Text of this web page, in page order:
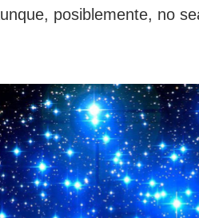
posiblemente, no